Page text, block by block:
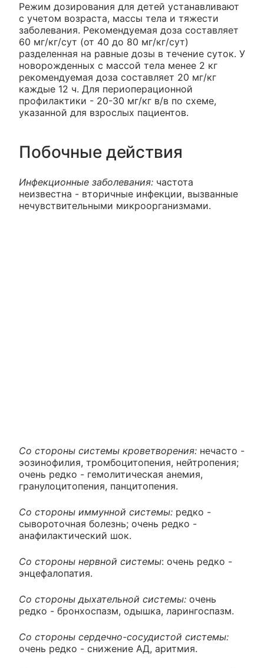
Режим дозирования для детей устанавливают
с учетом возраста, массы тела и тяжести
заболевания. Рекомендуемая доза составляет
60 мг/кг/сут (от 40 до 80 мг/кг/сут)
разделенная на равные дозы в течение суток. У
новорожденных с массой тела менее 2 кг
рекомендуемая доза составляет 20 мг/кг
каждые 12 ч. Для периоперационной
профилактики - 20-30 мг/кг в/в по схеме,
указанной для взрослых пациентов.
Побочные действия
Инфекционные заболевания: частота
неизвестна - вторичные инфекции, вызванные
нечувствительными микроорганизмами.
Со стороны системы кроветворения: нечасто -
эозинофилия, тромбоцитопения, нейтропения;
очень редко - гемолитическая анемия,
гранулоцитопения, панцитопения.
Со стороны иммунной системы: редко -
сывороточная болезнь; очень редко -
анафилактический шок.
Со стороны нервной системы: очень редко -
энцефалопатия.
Со стороны дыхательной системы: очень
редко - бронхоспазм, одышка, ларингоспазм.
Со стороны сердечно-сосудистой системы:
очень редко - снижение АД, аритмия.